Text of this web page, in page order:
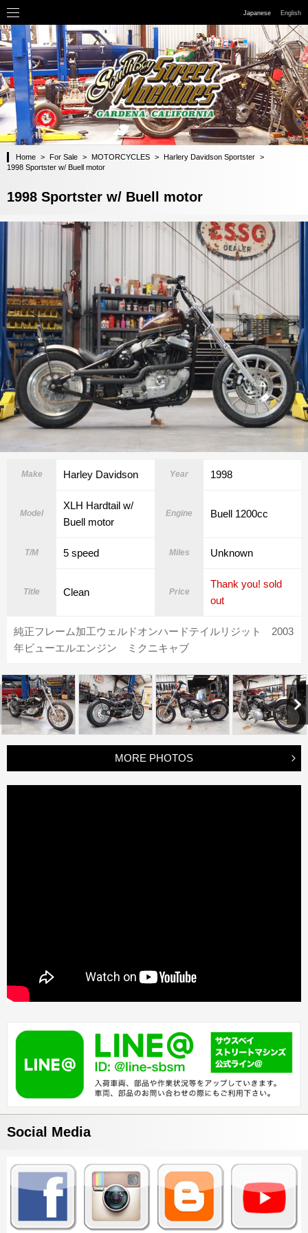
Japanese English
Home > For Sale > MOTORCYCLES > Harlery Davidson Sportster >
1998 Sportster w/ Buell motor
1998 Sportster w/ Buell motor
Make Harley Davidson Year 1998
Model
XLH Hardtail w/
Buell motor
Engine Buell 1200cc
T/M 5 speed Miles Unknown
Title Clean Price
Thank you! sold
out
純正フレーム加工ウェルドオンハードテイルリジット 2003
年ビューエルエンジン ミクニキャブ
MORE PHOTOS
Social Media